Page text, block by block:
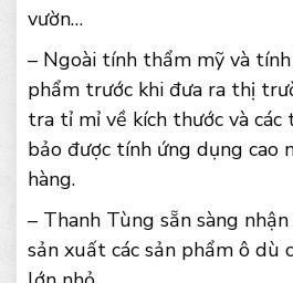
vườn…
– Ngoài tính thẩm mỹ và tính
phẩm trước khi đưa ra thị
tra tỉ mỉ về kích thước và
bảo được tính ứng dụng cao
hàng.
– Thanh Tùng sẵn sàng
sản xuất các sản phẩm ô dù